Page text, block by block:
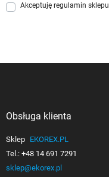
Akceptuję regulamin sklepu
Obsługa klienta
Sklep EKOREX.PL
Tel.: +48 14 691 7291
sklep@ekorex.pl